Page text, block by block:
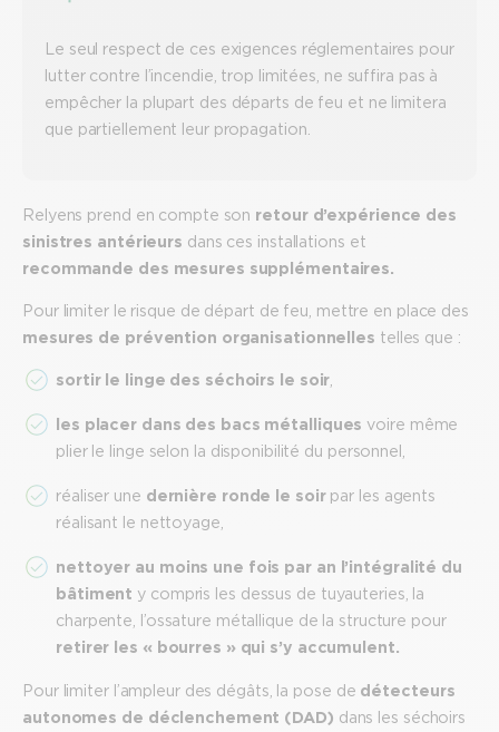
Le seul respect de ces exigences réglementaires pour
lutter contre l’incendie, trop limitées, ne suffira pas à
empêcher la plupart des départs de feu et ne limitera
que partiellement leur propagation.
Relyens prend en compte son retour d’expérience des
sinistres antérieurs dans ces installations et
recommande des mesures supplémentaires.
Pour limiter le risque de départ de feu, mettre en place des
mesures de prévention organisationnelles telles que :
sortir le linge des séchoirs le soir
les placer dans des bacs métalliques voire même
plier le linge selon la disponibilité du personnel,
réaliser une dernière ronde le soirpar les agents
réalisant le nettoyage,
nettoyer au moins une fois par an l’intégralité du
bâtiment y compris les dessus de tuyauteries, la
charpente, l’ossature métallique de la structure pour
retirer les « bourres » qui s’y accumulent.
Pour limiter l’ampleur des dégâts, la pose de détecteurs
autonomes de déclenchement (DAD) dans les séchoirs